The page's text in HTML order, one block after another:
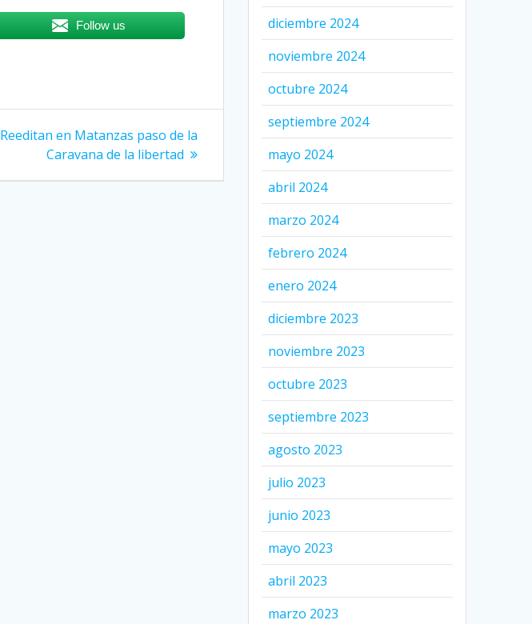
Follow us
Siguiente
entrada:
Reeditan en Matanzas paso de la
Caravana de la libertad
diciembre 2024
noviembre 2024
octubre 2024
septiembre 2024
mayo 2024
abril 2024
marzo 2024
febrero 2024
enero 2024
diciembre 2023
noviembre 2023
octubre 2023
septiembre 2023
agosto 2023
julio 2023
junio 2023
mayo 2023
abril 2023
marzo 2023